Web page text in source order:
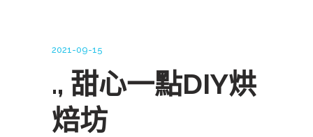
2021-09-15
., 甜心一點DIY烘
焙坊